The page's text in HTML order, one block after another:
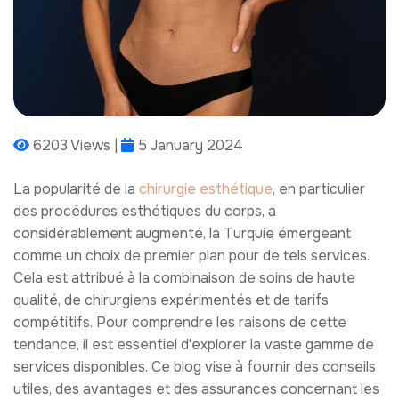
6203 Views | 5 January 2024
La popularité de la chirurgie esthétique, en particulier
des procédures esthétiques du corps, a
considérablement augmenté, la Turquie émergeant
comme un choix de premier plan pour de tels services.
Cela est attribué à la combinaison de soins de haute
qualité, de chirurgiens expérimentés et de tarifs
compétitifs. Pour comprendre les raisons de cette
tendance, il est essentiel d'explorer la vaste gamme de
services disponibles. Ce blog vise à fournir des conseils
utiles, des avantages et des assurances concernant les